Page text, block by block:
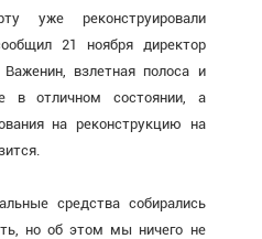
уже реконструировали
21 ноября директор
Важенин, взлетная полоса и
в отличном состоянии, а
на реконструкцию на
средства собирались
но об этом мы ничего не